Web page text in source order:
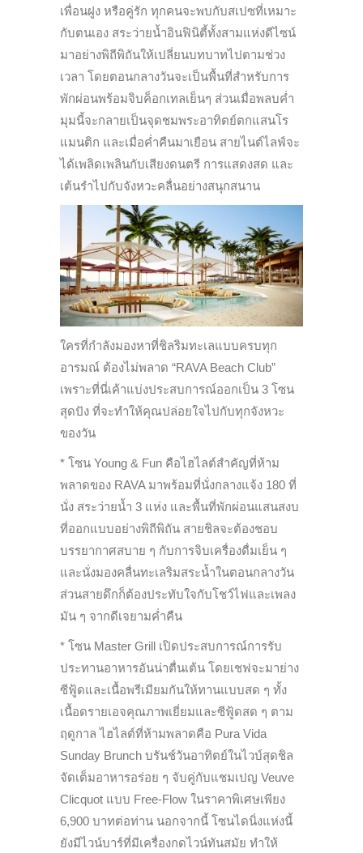
เพื่อนฝูง หรือคู่รัก ทุกคนจะพบกับสเปซที่เหมาะ
กับตนเอง สระว่ายน้ำอินฟินิตี้ทั้งสามแห่งดีไซน์
มาอย่างพิถีพิถันให้เปลี่ยนบทบาทไปตามช่วง
เวลา โดยตอนกลางวันจะเป็นพื้นที่สำหรับการ
พักผ่อนพร้อมจิบค็อกเทลเย็นๆ ส่วนเมื่อพลบค่ำ
มุมนี้จะกลายเป็นจุดชมพระอาทิตย์ตกแสนโร
แมนติก และเมื่อค่ำคืนมาเยือน สายไนต์ไลฟ์จะ
ได้เพลิดเพลินกับเสียงดนตรี การแสดงสด และ
เต้นรำไปกับจังหวะคลื่นอย่างสนุกสนาน
ใครที่กำลังมองหาที่ชิลริมทะเลแบบครบทุก
อารมณ์ ต้องไม่พลาด “RAVA Beach Club”
เพราะที่นี่เค้าแบ่งประสบการณ์ออกเป็น 3 โซน
สุดปัง ที่จะทำให้คุณปล่อยใจไปกับทุกจังหวะ
ของวัน
* โซน Young & Fun คือไฮไลต์สำคัญที่ห้าม
พลาดของ RAVA มาพร้อมที่นั่งกลางแจ้ง 180 ที่
นั่ง สระว่ายน้ำ 3 แห่ง และพื้นที่พักผ่อนแสนสงบ
ที่ออกแบบอย่างพิถีพิถัน สายชิลจะต้องชอบ
บรรยากาศสบาย ๆ กับการจิบเครื่องดื่มเย็น ๆ
และนั่งมองคลื่นทะเลริมสระน้ำในตอนกลางวัน
ส่วนสายดึกก็ต้องประทับใจกับโชว์ไฟและเพลง
มัน ๆ จากดีเจยามค่ำคืน
* โซน Master Grill เปิดประสบการณ์การรับ
ประทานอาหารอันน่าตื่นเต้น โดยเชฟจะมาย่าง
ซีฟู้ดและเนื้อพรีเมียมกันให้ทานแบบสด ๆ ทั้ง
เนื้อดรายเอจคุณภาพเยี่ยมและซีฟู้ดสด ๆ ตาม
ฤดูกาล ไฮไลต์ที่ห้ามพลาดคือ Pura Vida
Sunday Brunch บรันช์วันอาทิตย์ในไวบ์สุดชิล
จัดเต็มอาหารอร่อย ๆ จับคู่กับแชมเปญ Veuve
Clicquot แบบ Free-Flow ในราคาพิเศษเพียง
6,900 บาทต่อท่าน นอกจากนี้ โซนไดนิ่งแห่งนี้
ยังมีไวน์บาร์ที่มีเครื่องกดไวน์ทันสมัย ทำให้